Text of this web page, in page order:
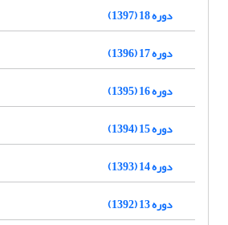
دوره 18 (1397)
دوره 17 (1396)
دوره 16 (1395)
دوره 15 (1394)
دوره 14 (1393)
دوره 13 (1392)